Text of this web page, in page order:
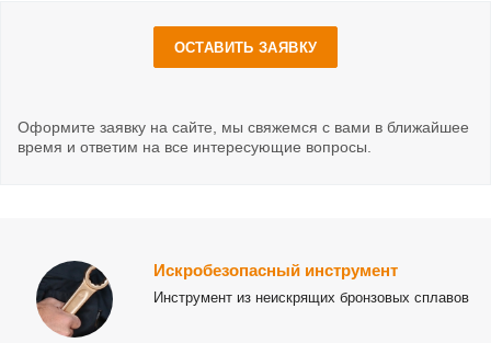
ОСТАВИТЬ ЗАЯВКУ
Оформите заявку на сайте, мы свяжемся с вами в ближайшее
время и ответим на все интересующие вопросы.
Искробезопасный инструмент
Инструмент из неискрящих бронзовых сплавов